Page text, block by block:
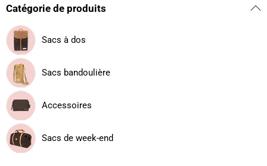
Catégorie de produits
Sacs à dos
Sacs bandoulière
Accessoires
Sacs de week-end